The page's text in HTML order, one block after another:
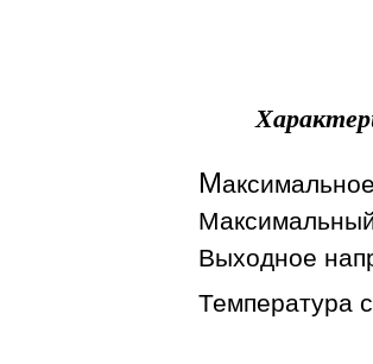
М
Выходное
Температура